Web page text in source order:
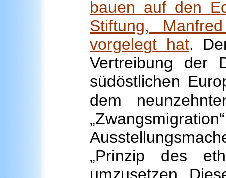
bauen auf den
Stiftung,
vorgelegt hat.
Vertreibung der
südöstlichen
dem
„Prinzip des